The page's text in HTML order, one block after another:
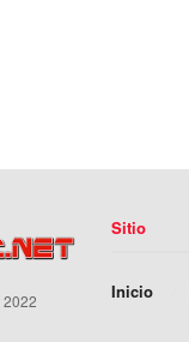
2022
Sitio
Inicio